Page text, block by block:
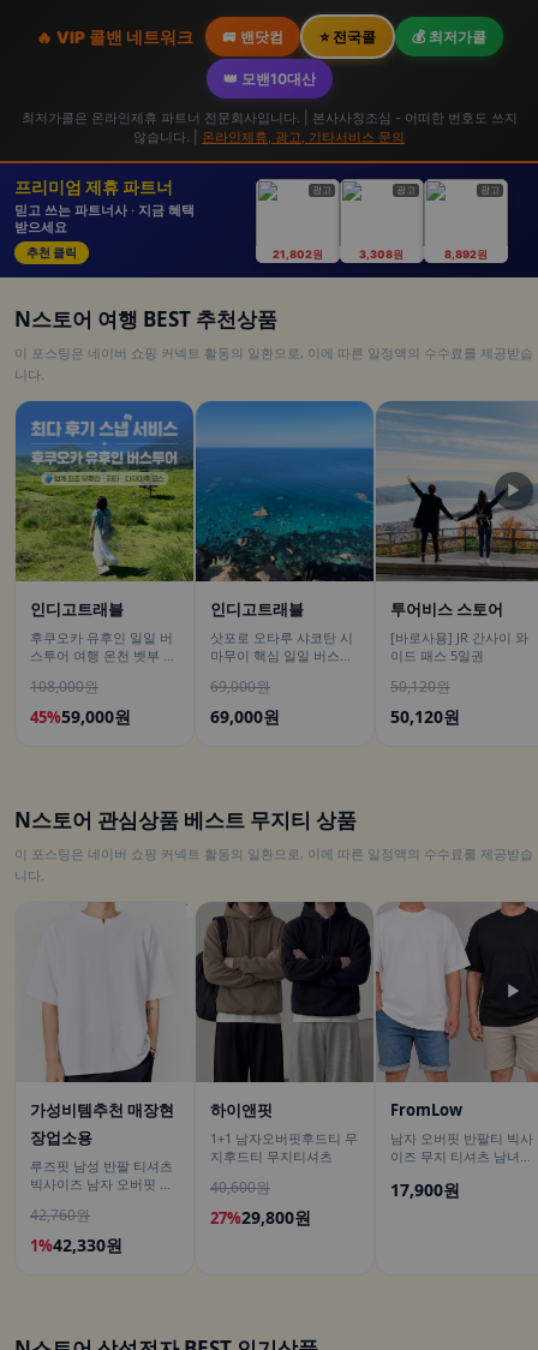
🔥 VIP 콜밴 네트워크 🚐 밴닷컴 ⭐ 전국콜 💰 최저가콜
👑 모밴10대산
최저가콜은 온라인제휴 파트너 전문회사입니다. | 본사사칭조심 - 어떠한 번호도 쓰지
않습니다. | 온라인제휴, 광고, 기타서비스 문의
프리미엄 제휴 파트너
믿고 쓰는 파트너사 · 지금 혜택
받으세요
추천 클릭
광고
21,802원
광고
3,308원
광고
8,892원
N스토어 여행 BEST 추천상품
이 포스팅은 네이버 쇼핑 커넥트 활동의 일환으로, 이에 따른 일정액의 수수료를 제공받습
니다.
인디고트래블
후쿠오카 유후인 일일 버
스투어 여행 온천 벳부 유
108,000원
45%59,000원
인디고트래블
삿포로 오타루 샤코탄 시
마무이 핵심 일일 버스투
69,000원
69,000원
투어비스 스토어
[바로사용] JR 간사이 와
이드 패스 5일권
50,120원
50,120원
▶
N스토어 관심상품 베스트 무지티 상품
이 포스팅은 네이버 쇼핑 커넥트 활동의 일환으로, 이에 따른 일정액의 수수료를 제공받습
니다.
가성비템추천 매장현
장업소용
루즈핏 남성 반팔 티셔츠
빅사이즈 남자 오버핏 티
42,760원
1%42,330원
하이앤핏
1+1 남자오버핏후드티 무
지후드티 무지티셔츠
40,600원
27%29,800원
FromLow
남자 오버핏 반팔티 빅사
이즈 무지 티셔츠 남녀공
17,900원
▶